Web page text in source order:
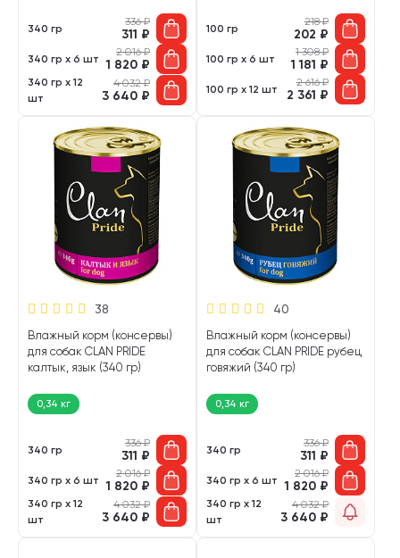
340 гр
336₽
311 ₽
340 гр х 6 шт
2 016₽
1 820 ₽
340 гр х 12
шт
4 032₽
3 640 ₽
100 гр
218₽
202 ₽
100 гр х 6 шт
1 308₽
1 181 ₽
100 гр х 12 шт
2 616₽
2 361 ₽
38
Влажный корм (консервы)
для собак CLAN PRIDE
калтык, язык (340 гр)
0,34 кг
340 гр
336₽
311 ₽
340 гр х 6 шт
2 016₽
1 820 ₽
340 гр х 12
шт
4 032₽
3 640 ₽
40
Влажный корм (консервы)
для собак CLAN PRIDE рубец
говяжий (340 гр)
0,34 кг
340 гр
336₽
311 ₽
340 гр х 6 шт
2 016₽
1 820 ₽
340 гр х 12
шт
4 032₽
3 640 ₽